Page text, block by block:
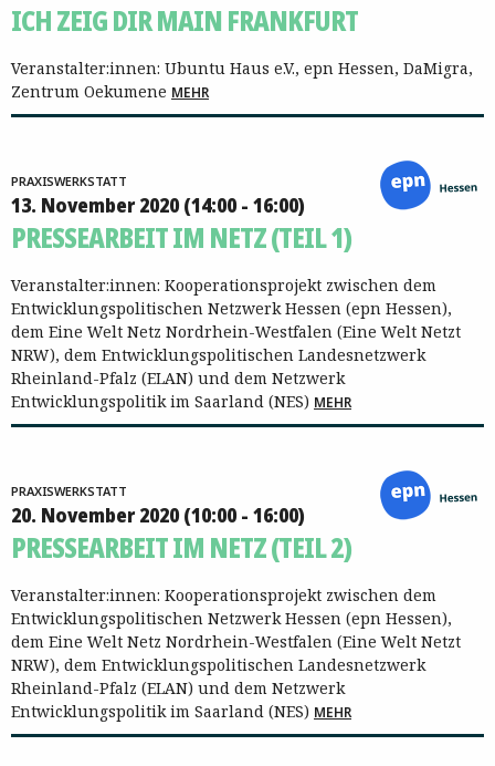
ICH ZEIG DIR MAIN FRANKFURT
Veranstalter:innen: Ubuntu Haus e.V., epn Hessen, DaMigra,
Zentrum Oekumene MEHR
PRAXISWERKSTATT
13. November 2020 (14:00 - 16:00)
PRESSEARBEIT IM NETZ (TEIL 1)
Veranstalter:innen: Kooperationsprojekt zwischen dem
Entwicklungspolitischen Netzwerk Hessen (epn Hessen),
dem Eine Welt Netz Nordrhein-Westfalen (Eine Welt Netzt
NRW), dem Entwicklungspolitischen Landesnetzwerk
Rheinland-Pfalz (ELAN) und dem Netzwerk
Entwicklungspolitik im Saarland (NES) MEHR
PRAXISWERKSTATT
20. November 2020 (10:00 - 16:00)
PRESSEARBEIT IM NETZ (TEIL 2)
Veranstalter:innen: Kooperationsprojekt zwischen dem
Entwicklungspolitischen Netzwerk Hessen (epn Hessen),
dem Eine Welt Netz Nordrhein-Westfalen (Eine Welt Netzt
NRW), dem Entwicklungspolitischen Landesnetzwerk
Rheinland-Pfalz (ELAN) und dem Netzwerk
Entwicklungspolitik im Saarland (NES) MEHR